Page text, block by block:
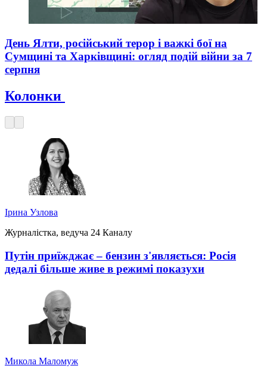
День Ялти, російський терор і важкі бої на
Сумщині та Харківщині: огляд подій війни за 7
серпня
Колонки
Ірина Узлова
Журналістка, ведуча 24 Каналу
Путін приїжджає – бензин з'являється: Росія
дедалі більше живе в режимі показухи
Микола Маломуж